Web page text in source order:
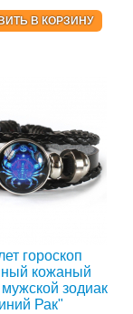
В КОРЗИНУ
гороскоп
кожаный
зодиак
Рак"